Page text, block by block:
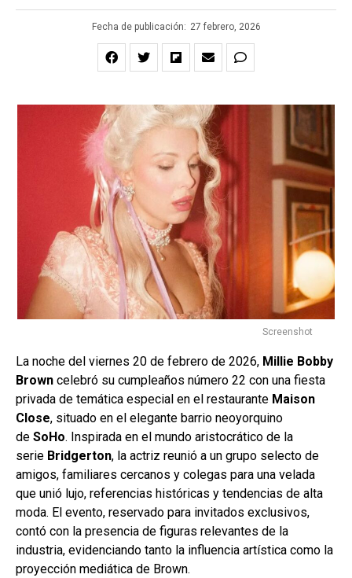
Fecha de publicación: 27 febrero, 2026
Screenshot
La noche del viernes 20 de febrero de 2026, Millie Bobby
Brown celebró su cumpleaños número 22 con una fiesta
privada de temática especial en el restaurante Maison
Close, situado en el elegante barrio neoyorquino
de SoHo. Inspirada en el mundo aristocrático de la
serie Bridgerton, la actriz reunió a un grupo selecto de
amigos, familiares cercanos y colegas para una velada
que unió lujo, referencias históricas y tendencias de alta
moda. El evento, reservado para invitados exclusivos,
contó con la presencia de figuras relevantes de la
industria, evidenciando tanto la influencia artística como la
proyección mediática de Brown.